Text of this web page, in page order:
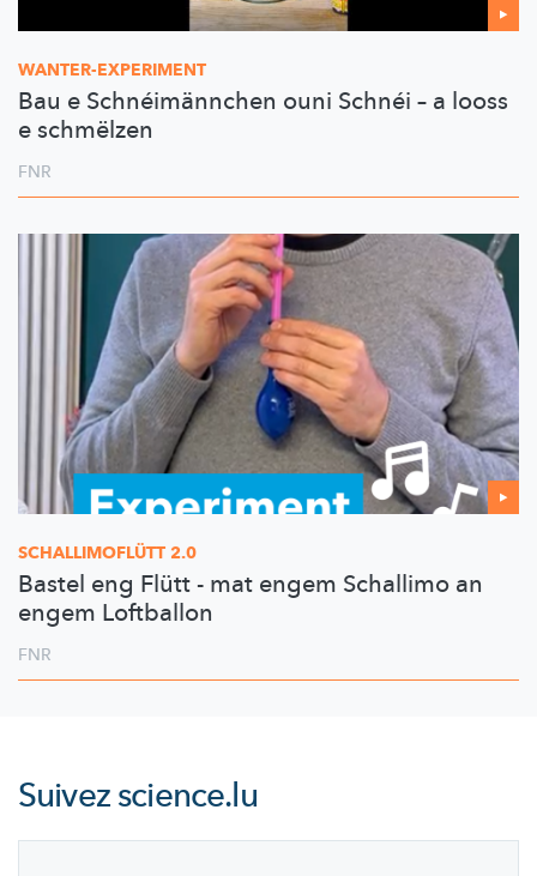
WANTER-EXPERIMENT
Bau e Schnéimännchen ouni Schnéi – a looss
e schmëlzen
FNR
SCHALLIMOFLÜTT 2.0
Bastel eng Flütt - mat engem Schallimo an
engem Loftballon
FNR
Suivezscience.lu